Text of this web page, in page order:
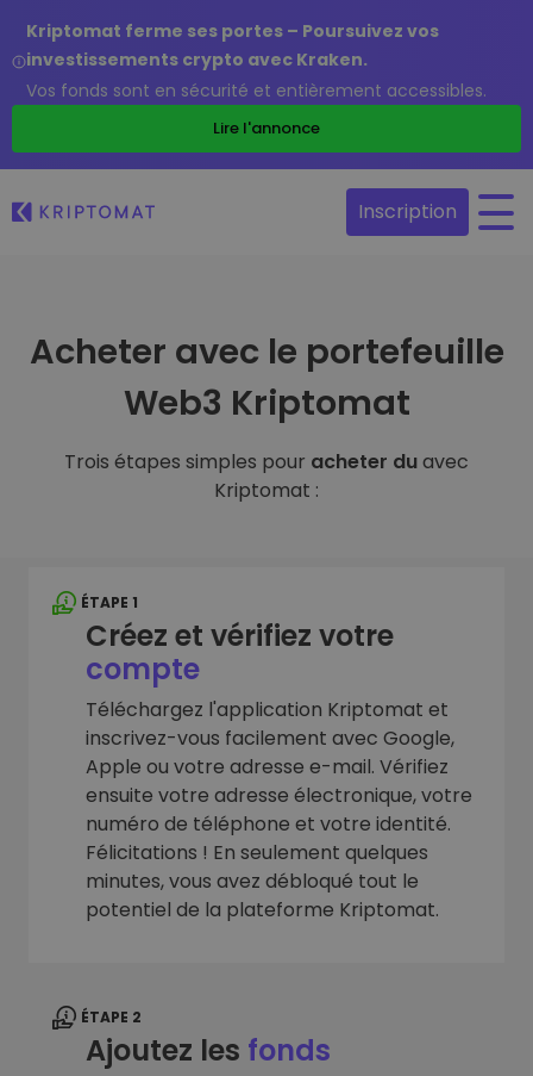
Kriptomat ferme ses portes – Poursuivez vos
investissements crypto avec Kraken.
Vos fonds sont en sécurité et entièrement accessibles.
Lire l'annonce
Inscription
Acheter avec le portefeuille
Web3 Kriptomat
Trois étapes simples pour acheter duavec
Kriptomat :
ÉTAPE 1
Créez et vérifiez votre
compte
Téléchargez l'application Kriptomat et
inscrivez-vous facilement avec Google,
Apple ou votre adresse e-mail. Vérifiez
ensuite votre adresse électronique, votre
numéro de téléphone et votre identité.
Félicitations ! En seulement quelques
minutes, vous avez débloqué tout le
potentiel de la plateforme Kriptomat.
ÉTAPE 2
Ajoutez les fonds